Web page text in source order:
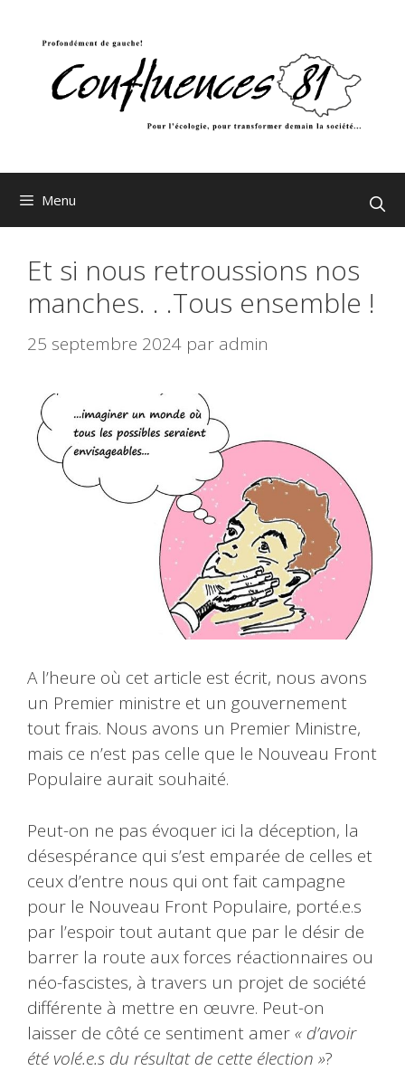
Menu
Et si nous retroussions nos
manches. . .Tous ensemble !
25 septembre 2024 par admin
A l’heure où cet article est écrit, nous avons
un Premier ministre et un gouvernement
tout frais. Nous avons un Premier Ministre,
mais ce n’est pas celle que le Nouveau Front
Populaire aurait souhaité.
Peut-on ne pas évoquer ici la déception, la
désespérance qui s’est emparée de celles et
ceux d’entre nous qui ont fait campagne
pour le Nouveau Front Populaire, porté.e.s
par l’espoir tout autant que par le désir de
barrer la route aux forces réactionnaires ou
néo-fascistes, à travers un projet de société
différente à mettre en œuvre. Peut-on
laisser de côté ce sentiment amer« d’avoir
été volé.e.s du résultat de cette élection »?